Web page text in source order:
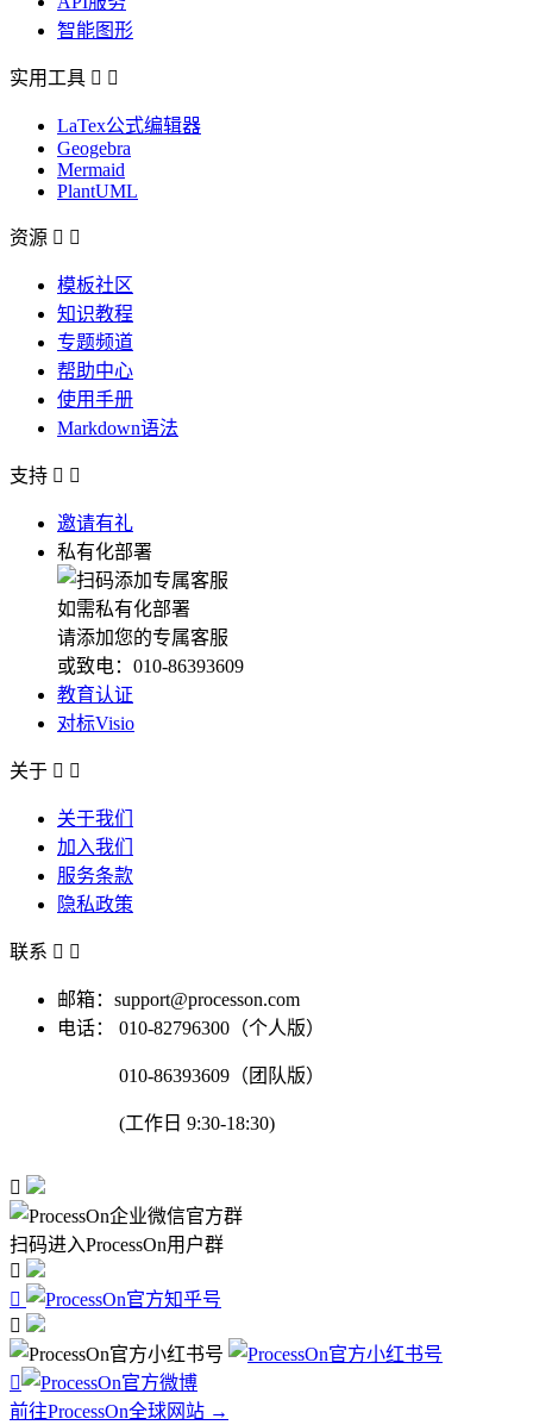
智能图形
实用工具  
LaTex公式编辑器
Geogebra
Mermaid
PlantUML
资源  
模板社区
知识教程
专题频道
帮助中心
使用手册
Markdown语法
支持  
邀请有礼
私有化部署
如需私有化部署
请添加您的专属客服
或致电：010-86393609
教育认证
对标Visio
关于  
关于我们
加入我们
服务条款
隐私政策
联系  
邮箱：support@processon.com
电话：
010-82796300（个人版）
010-86393609（团队版）
(工作日 9:30-18:30)

扫码进入ProcessOn用户群




前往ProcessOn全球网站 →